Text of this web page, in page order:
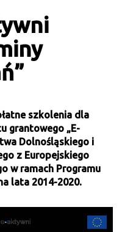
szkolenia dla
grantowego „E-
Dolnośląskiego i
z Europejskiego
w ramach Programu
lata 2014-2020.